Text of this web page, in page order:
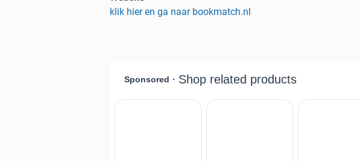
390.000+ tweedehands studieboeken
aangeboden wanneer het boek voor deze prijs al verkocht is.
klik hier en ga naar bookmatch.nl